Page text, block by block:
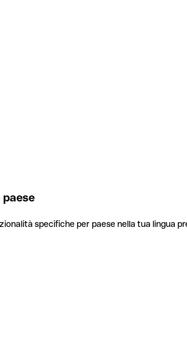
specifiche per paese nella tua lingua